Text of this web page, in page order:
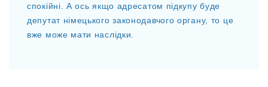
спокійні. А ось якщо адресатом підкупу буде
депутат німецького законодавчого органу, то це
вже може мати наслідки.